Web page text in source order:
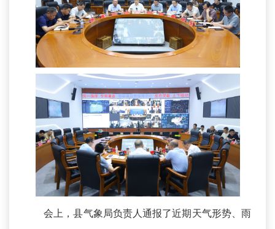
会上，县气象局负责人通报了近期天气形势、雨